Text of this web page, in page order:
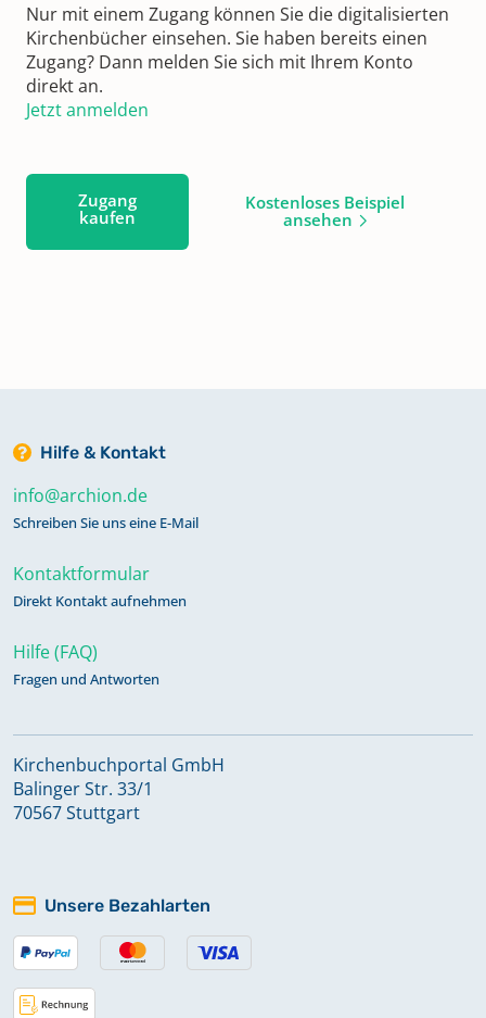
Nur mit einem Zugang können Sie die digitalisierten
Kirchenbücher einsehen. Sie haben bereits einen
Zugang? Dann melden Sie sich mit Ihrem Konto
direkt an.
Jetzt anmelden
Zugang
kaufen
Kostenloses Beispiel
ansehen
Hilfe & Kontakt
info@archion.de
Schreiben Sie uns eine E-Mail
Kontaktformular
Direkt Kontakt aufnehmen
Hilfe (FAQ)
Fragen und Antworten
Kirchenbuchportal GmbH
Balinger Str. 33/1
70567 Stuttgart
Unsere Bezahlarten